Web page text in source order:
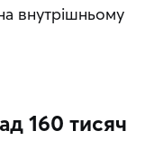
внутрішньому
160 тисяч